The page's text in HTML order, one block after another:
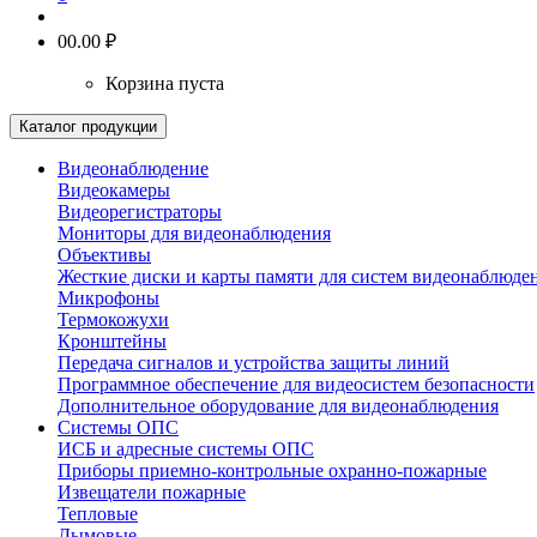
00.00 ₽
Корзина пуста
Каталог продукции
Видеонаблюдение
Видеокамеры
Видеорегистраторы
Мониторы для видеонаблюдения
Объективы
Жесткие диски и карты памяти для систем
Микрофоны
Термокожухи
Кронштейны
Передача сигналов и устройства защиты линий
Программное обеспечение для видеосистем безопасности
Дополнительное оборудование для видеонаблюдения
Системы ОПС
ИСБ и адресные системы ОПС
Приборы приемно-контрольные охранно-пожарные
Извещатели пожарные
Тепловые